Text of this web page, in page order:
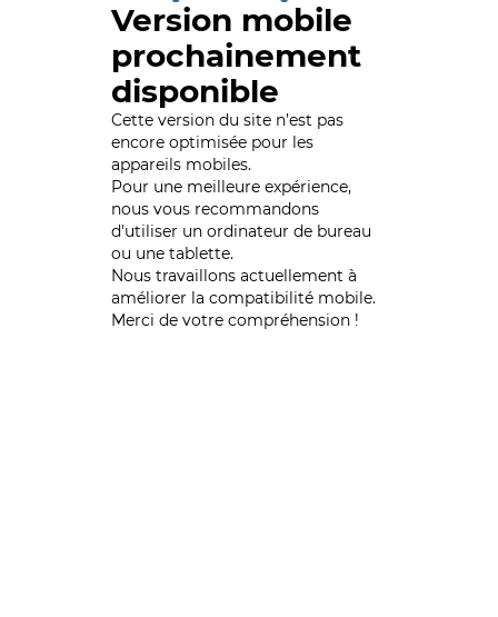
Version mobile
prochainement
disponible
Cette version du site n’est pas
encore optimisée pour les
appareils mobiles.
Pour une meilleure expérience,
nous vous recommandons
d'utiliser un ordinateur de bureau
ou une tablette.
Nous travaillons actuellement à
améliorer la compatibilité mobile.
Merci de votre compréhension !